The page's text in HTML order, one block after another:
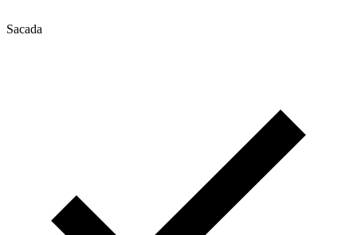
Sacada